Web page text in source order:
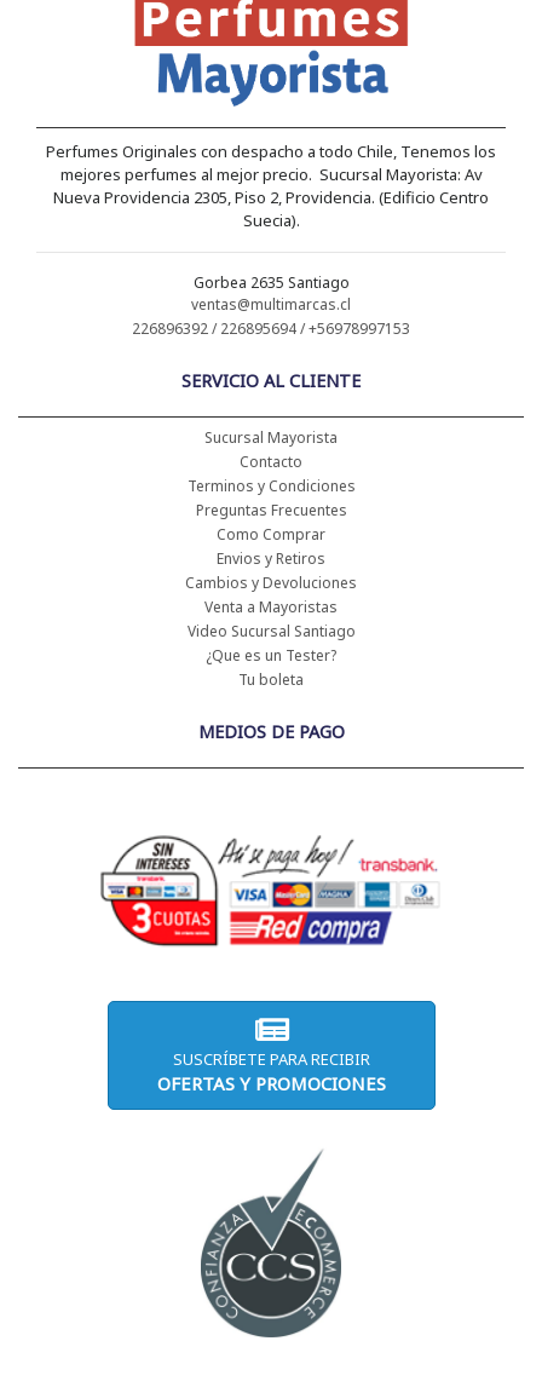
Perfumes Originales con despacho a todo Chile, Tenemos los
mejores perfumes al mejor precio. Sucursal Mayorista: Av
Nueva Providencia 2305, Piso 2, Providencia. (Edificio Centro
Suecia).
Gorbea 2635 Santiago
ventas@multimarcas.cl
226896392 / 226895694 / +56978997153
SERVICIO AL CLIENTE
Sucursal Mayorista
Contacto
Terminos y Condiciones
Preguntas Frecuentes
Como Comprar
Envios y Retiros
Cambios y Devoluciones
Venta a Mayoristas
Video Sucursal Santiago
¿Que es un Tester?
Tu boleta
MEDIOS DE PAGO
SUSCRÍBETE PARA RECIBIR
OFERTAS Y PROMOCIONES